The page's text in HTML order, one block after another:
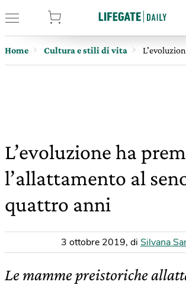
Home Cultura e stili di vita
L’evoluzione ha
l’allattamento al
quattro anni
3 ottobre 2019, di Silvana
Le mamme preistoriche